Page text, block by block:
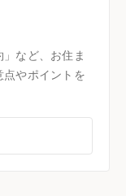
」など、お住ま
やポイントを